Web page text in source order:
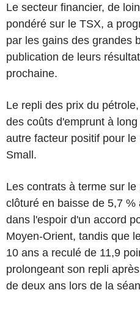
Le secteur financier, de
pondéré sur le TSX, a
par les gains des grandes
publication de leurs
prochaine.
Le repli des prix du
des coûts d'emprunt à
autre facteur positif pour
Small.
Les contrats à terme sur
clôturé en baisse de 5,7 %
dans l'espoir d'un accord
Moyen-Orient, tandis que
10 ans a reculé de 11,9
prolongeant son repli
de deux ans lors de la